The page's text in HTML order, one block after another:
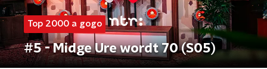
Top 2000 a gogo
#5 - Midge Ure wordt 70 (S05)